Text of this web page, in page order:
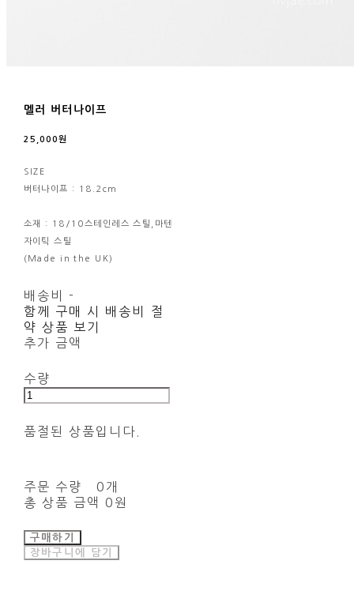
멜러 버터나이프
25,000원
SIZE
버터나이프 : 18.2cm
소재 : 18/10스테인레스 스틸,마텐
자이틱 스틸
(Made in the UK)
배송비 -
함께 구매 시 배송비 절
약 상품 보기
추가 금액
수량
품절된 상품입니다.
주문 수량
0개
총 상품 금액
0원
구매하기
장바구니에 담기